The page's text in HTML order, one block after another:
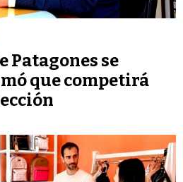
Patagones se
que competirá